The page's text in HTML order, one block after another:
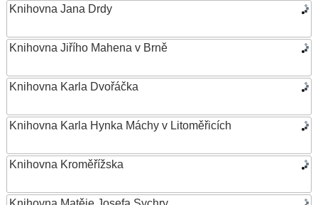
Knihovna Jana Drdy
Knihovna Jiřího Mahena v Brně
Knihovna Karla Dvořáčka
Knihovna Karla Hynka Máchy v Litoměřicích
Knihovna Kroměřížska